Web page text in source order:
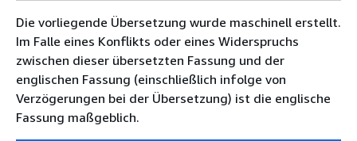
Die vorliegende Übersetzung wurde maschinell erstellt.
Im Falle eines Konflikts oder eines Widerspruchs
zwischen dieser übersetzten Fassung und der
englischen Fassung (einschließlich infolge von
Verzögerungen bei der Übersetzung) ist die englische
Fassung maßgeblich.